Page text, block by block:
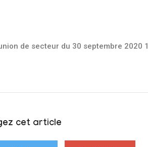
de secteur du 30 septembre 2020
cet article